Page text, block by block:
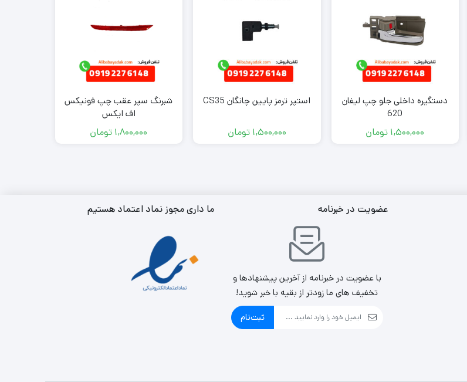
دستگیره داخلی جلو چپ لیفان
620
1,500,000 تومان
استپر ترمز پایین چانگان CS35
1,500,000 تومان
شبرنگ سپر عقب چپ فونیکس
اف ایکس
1,800,000 تومان
عضویت در خبرنامه
با عضویت در خبرنامه از آخرین پیشنهادها و
تخفیف های ما زودتر از بقیه با خبر شوید!
ثبت‌نام
ما داری مجوز نماد اعتماد هستیم